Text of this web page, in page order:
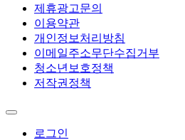
제휴광고문의
이용약관
개인정보처리방침
이메일주소무단수집거부
청소년보호정책
저작권정책
로그인